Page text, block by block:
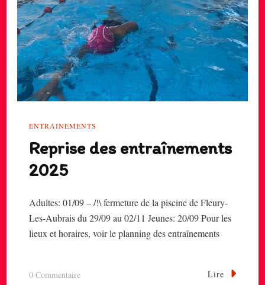
ENTRAINEMENTS
Reprise des entraînements
2025
Adultes: 01/09 – /!\ fermeture de la piscine de Fleury-
Les-Aubrais du 29/09 au 02/11 Jeunes: 20/09 Pour les
lieux et horaires, voir le planning des entraînements
0 CommentaireSur
Lire